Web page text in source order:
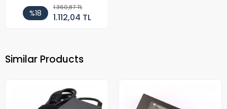
%18
1.360,87 TL
1.112,04 TL
Similar Products